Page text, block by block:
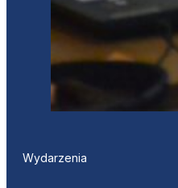
Wydarzenia